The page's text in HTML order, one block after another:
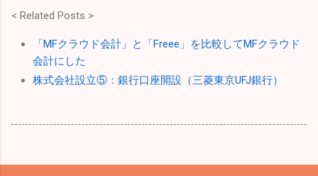
< Related Posts >
「MFクラウド会計」と「Freee」を比較してMFクラウド
会計にした
株式会社設立⑤：銀行口座開設（三菱東京UFJ銀行）